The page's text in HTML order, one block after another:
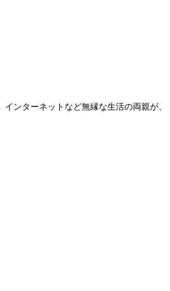
ンターネットなど無縁な生活の両親が、